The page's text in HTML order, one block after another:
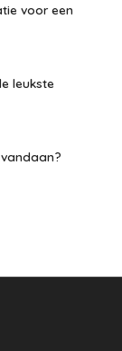
voor een
leukste